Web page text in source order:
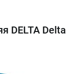
DELTA Delta